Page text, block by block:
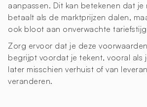
aanpassen. Dit kan betekenen dat je
betaalt als de marktprijzen dalen,
ook bloot aan onverwachte
Zorg ervoor dat je deze
begrijpt voordat je tekent, vooral als
later misschien verhuist of van
veranderen.